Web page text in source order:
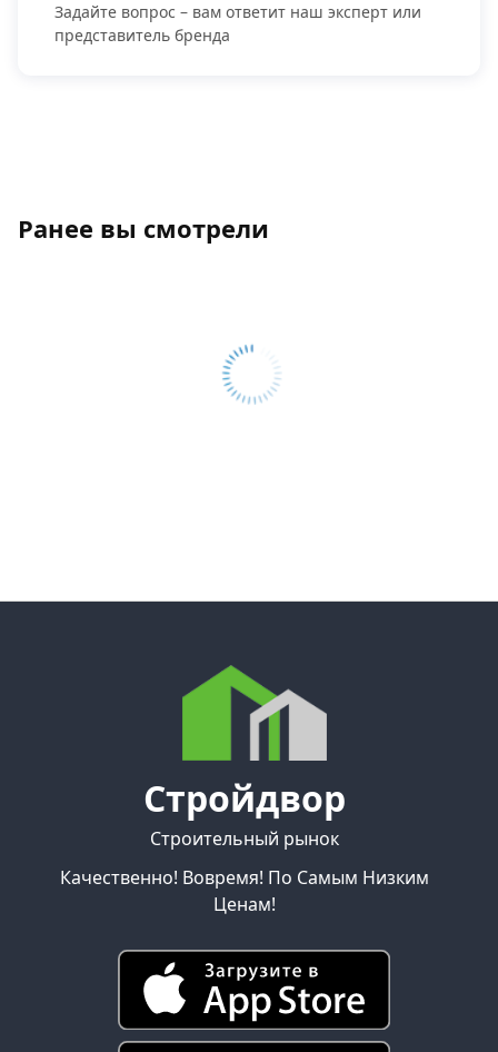
Задайте вопрос – вам ответит наш эксперт или
представитель бренда
Ранее вы смотрели
Стройдвор
Строительный рынок
Качественно! Вовремя! По Самым Низким
Ценам!